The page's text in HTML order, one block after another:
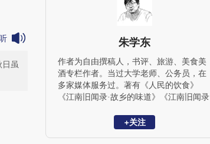
虽
朱学东
作者为自由撰稿人，书评、旅游、美食美
酒专栏作者。当过大学老师、公务员，在
多家媒体服务过。著有《人民的饮食》
《江南旧闻录·故乡的味道》《江南旧闻录
+关注